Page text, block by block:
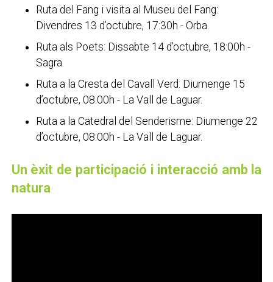
Ruta del Fang i visita al Museu del Fang:
Divendres 13 d’octubre, 17:30h - Orba.
Ruta als Poets: Dissabte 14 d’octubre, 18:00h -
Sagra.
Ruta a la Cresta del Cavall Verd: Diumenge 15
d’octubre, 08.00h - La Vall de Laguar.
Ruta a la Catedral del Senderisme: Diumenge 22
d’octubre, 08:00h - La Vall de Laguar.
Un èxit de participació i interacció amb la
natura